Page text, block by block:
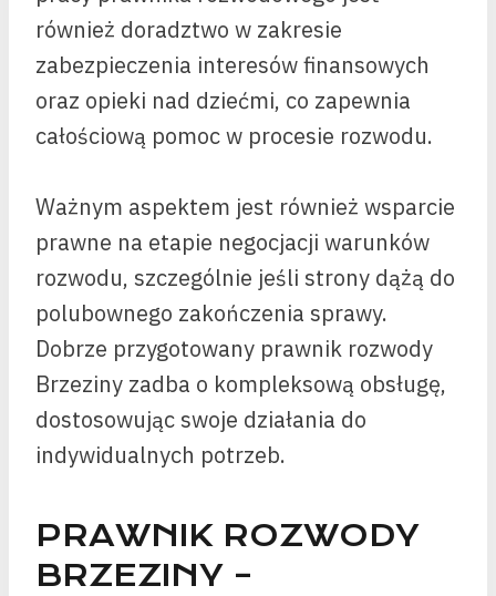
również doradztwo w zakresie
zabezpieczenia interesów finansowych
oraz opieki nad dziećmi, co zapewnia
całościową pomoc w procesie rozwodu.
Ważnym aspektem jest również wsparcie
prawne na etapie negocjacji warunków
rozwodu, szczególnie jeśli strony dążą do
polubownego zakończenia sprawy.
Dobrze przygotowany prawnik rozwody
Brzeziny zadba o kompleksową obsługę,
dostosowując swoje działania do
indywidualnych potrzeb.
PRAWNIK ROZWODY
BRZEZINY –